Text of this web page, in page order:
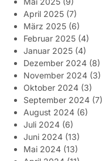
April 2025 (7)
März 2025 (6)
Februar 2025 (4)
Januar 2025 (4)
Dezember 2024 (8)
November 2024 (3)
Oktober 2024 (3)
September 2024 (7)
August 2024 (6)
Juli 2024 (6)
Juni 2024 (13)
Mai 2024 (13)